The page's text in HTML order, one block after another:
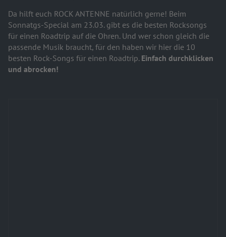
Da hilft euch ROCK ANTENNE natürlich gerne! Beim
Sonnatgs-Special am 23.03. gibt es die besten Rocksongs
für einen Roadtrip auf die Ohren. Und wer schon gleich die
passende Musik braucht, für den haben wir hier die 10
besten Rock-Songs für einen Roadtrip. Einfach durchklicken
und abrocken!